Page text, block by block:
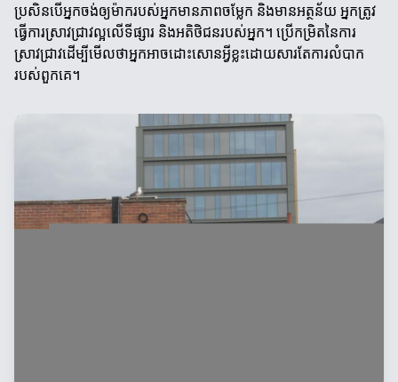
ប្រសិនបើអ្នកចង់ឲ្យម៉ាករបស់អ្នកមានភាពចម្លែក និងមានអត្ថន័យ អ្នកត្រូវ
ធ្វើការស្រាវជ្រាវល្អលើទីផ្សារ និងអតិថិជនរបស់អ្នក។ ប្រើកម្រិតនៃការ
ស្រាវជ្រាវដើម្បីមើលថាអ្នកអាចដោះសោនអ្វីខ្លះដោយសារតែការលំបាក
របស់ពួកគេ។